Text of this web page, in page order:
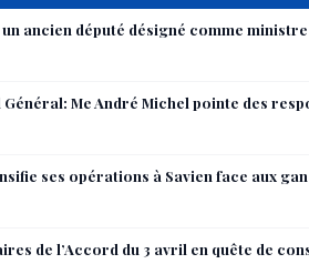
ancien député désigné comme
Général: Me André Michel pointe des
ses opérations à Savien face aux
de l’Accord du 3 avril en quête de